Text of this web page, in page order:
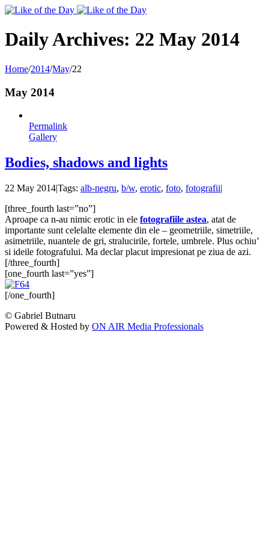
Toggle
Area
Daily Archives: 22 May 2014
Home/2014/May/22
May 2014
Permalink
Gallery
Bodies, shadows and lights
22 May 2014|Tags: alb-negru, b/w, erotic, foto, fotografii|
[three_fourth last=”no”]
Aproape ca n-au nimic erotic in ele fotografiile astea, atat de
importante sunt celelalte elemente din ele – geometriile, simetriile,
asimetriile, nuantele de gri, stralucirile, fortele, umbrele. Plus ochiu’
si ideile fotografului. Ma declar placut impresionat pe ziua de azi.
[/three_fourth]
[one_fourth last=”yes”]
[/one_fourth]
© Gabriel Butnaru
Powered & Hosted by ON AIR Media Professionals